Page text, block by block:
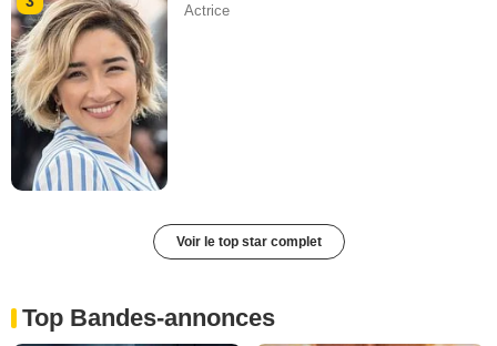
Actrice
Voir le top star complet
Top Bandes-annonces